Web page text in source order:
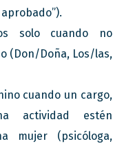
solo cuando no
(Don/Doña, Los/las,
cuando un cargo,
actividad estén
mujer (psicóloga,